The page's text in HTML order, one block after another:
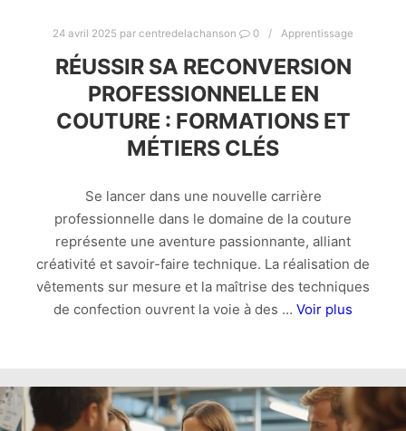
24 avril 2025 par centredelachanson 0 Apprentissage
RÉUSSIR SA RECONVERSION
PROFESSIONNELLE EN
COUTURE : FORMATIONS ET
MÉTIERS CLÉS
Se lancer dans une nouvelle carrière
professionnelle dans le domaine de la couture
représente une aventure passionnante, alliant
créativité et savoir-faire technique. La réalisation de
vêtements sur mesure et la maîtrise des techniques
de confection ouvrent la voie à des … Voir plus